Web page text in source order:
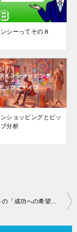
シーってその８
ショッピングとビッ
分析